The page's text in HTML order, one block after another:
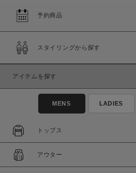
予約商品
スタイリングから探す
アイテムを探す
MENS LADIES
トップス
アウター